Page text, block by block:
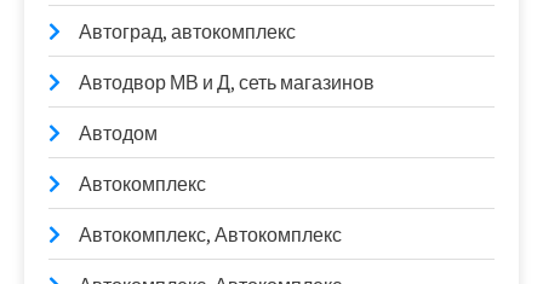
Автоград, автокомплекс
Автодвор МВ и Д, сеть магазинов
Автодом
Автокомплекс
Автокомплекс, Автокомплекс